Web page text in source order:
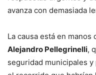
avanza con demasiada
La causa está en manos
Alejandro Pellegrinelli,
seguridad municipales